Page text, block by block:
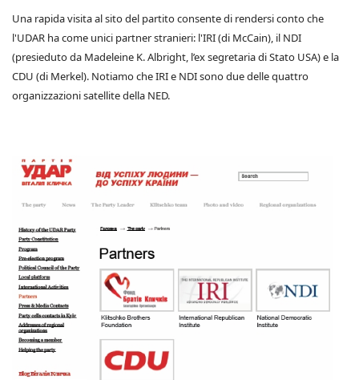
Una rapida visita al sito del partito consente di rendersi conto che
l'UDAR ha come unici partner stranieri: l'IRI (di McCain), il NDI
(presieduto da Madeleine K. Albright, l’ex segretaria di Stato USA) e la
CDU (di Merkel). Notiamo che IRI e NDI sono due delle quattro
organizzazioni satellite della NED.